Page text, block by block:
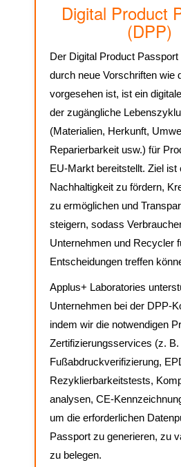
Digital Product
(DPP)
Der Digital Product
durch neue Vorschriften wie
vorgesehen ist, ist ein
der zugängliche
(Materialien, Herkunft,
Reparierbarkeit usw.) für
EU-Markt bereitstellt. Ziel ist
Nachhaltigkeit zu fördern,
zu ermöglichen und
steigern, sodass
Unternehmen und Recycler
Entscheidungen treffen
Applus+ Laboratories
Unternehmen bei der DPP-
indem wir die notwendigen
Zertifizierungsservices (z. B.
Fußabdruck­verifizierung,
Rezyklierbarkeitstests,
analysen, CE-
um die erforderlichen
Passport zu generieren, zu
zu belegen.